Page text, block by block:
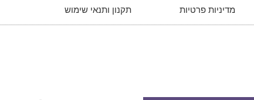
מדיניות פרטיות תקנון ותנאי שימוש